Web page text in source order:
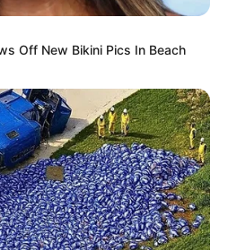
Freilandmuseum Neusath-
Im Anschluss an den Besuch
noch das jeweils
Off New Bikini Pics In Beach